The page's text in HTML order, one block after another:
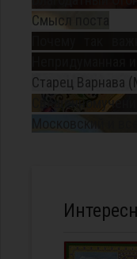
Смысл поста
Старец Варнава